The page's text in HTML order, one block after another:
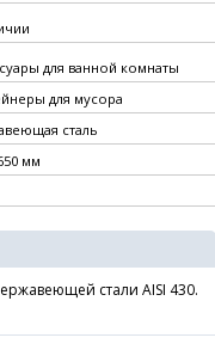
для ванной комнаты
для мусора
сталь
мм
стали AISI 430.